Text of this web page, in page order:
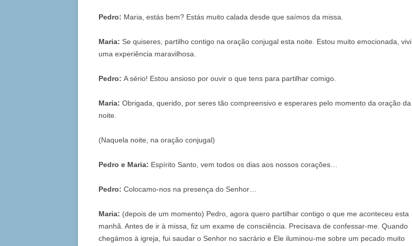
Pedro: Maria, estás bem? Estás muito calada desde que saímos da missa.
Maria: Se quiseres, partilho contigo na oração conjugal esta noite. Estou muito emocionada, vivi
uma experiência maravilhosa.
Pedro: A sério! Estou ansioso por ouvir o que tens para partilhar comigo.
Maria: Obrigada, querido, por seres tão compreensivo e esperares pelo momento da oração da
noite.
(Naquela noite, na oração conjugal)
Pedro e Maria: Espírito Santo, vem todos os dias aos nossos corações…
Pedro: Colocamo-nos na presença do Senhor…
Maria: (depois de um momento) Pedro, agora quero partilhar contigo o que me aconteceu esta
manhã. Antes de ir à missa, fiz um exame de consciência. Precisava de confessar-me. Quando
chegámos à igreja, fui saudar o Senhor no sacrário e Ele iluminou-me sobre um pecado muito